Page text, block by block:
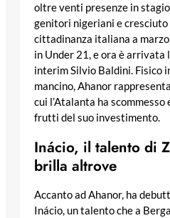
oltre venti presenze in
genitori nigeriani e cresciuto
cittadinanza italiana a
in Under 21, e ora è arrivata
interim Silvio Baldini. Fisico
mancino, Ahanor
cui l’Atalanta ha scommesso
frutti del suo investimento.
Inácio, il talento di
brilla altrove
Accanto ad Ahanor, ha
Inácio, un talento che a